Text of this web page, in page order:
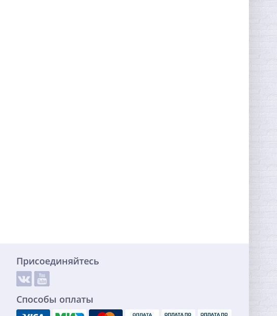
Присоединяйтесь
Способы оплаты